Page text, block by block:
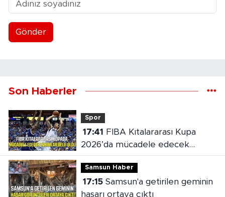
Gönder
Son Haberler
Spor
17:41
2026’da mücadele edecek
takımlar belli oldu
Samsun Haber
17:15Samsun'a getirilen geminin
hasarı ortaya çıktı